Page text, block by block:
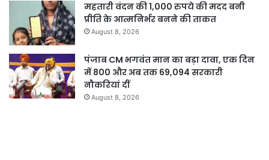
महतारी वंदन की 1,000 रुपये की मदद बनी
प्रीति के आत्मनिर्भर बनने की ताकत
August 8, 2026
पंजाब CM भगवंत मान का बड़ा दावा, एक दिन
में 800 और अब तक 69,094 सरकारी
नौकरियां दीं
August 8, 2026